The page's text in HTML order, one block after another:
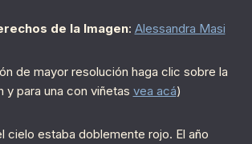
de la Imagen: Alessandra Masi
de mayor resolución haga clic sobre la
y para una con viñetas vea acá)
cielo estaba doblemente rojo. El año